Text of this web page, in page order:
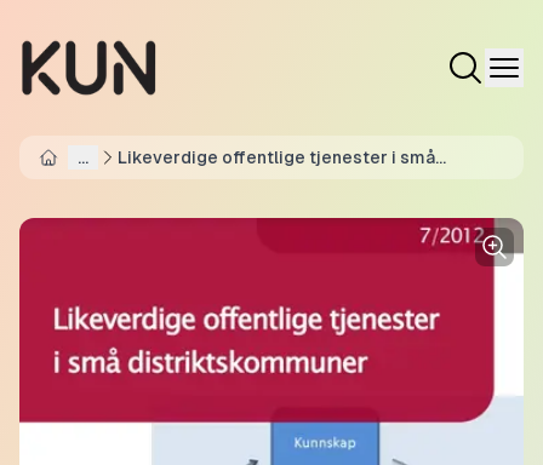
...
Likeverdige offentlige tjenester i små